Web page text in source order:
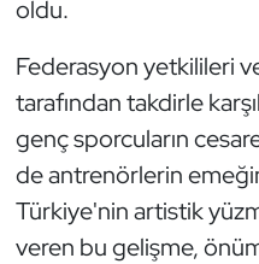
oldu.
Federasyon yetkilileri
tarafından takdirle
genç sporcuların
de antrenörlerin
Türkiye'nin artistik
veren bu gelişme,
Paralimpik
Ragbi
Satranç